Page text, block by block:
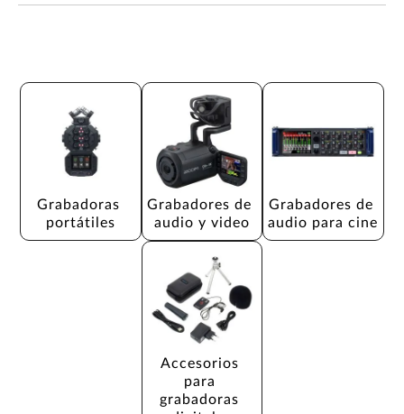
Grabadoras
portátiles
Grabadores de
audio y video
Grabadores de
audio para cine
Accesorios
para
grabadoras